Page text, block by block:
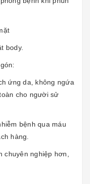
body.
ứng da, không ngứa
cho người sử
bệnh qua máu
hàng.
nghiệp hơn,